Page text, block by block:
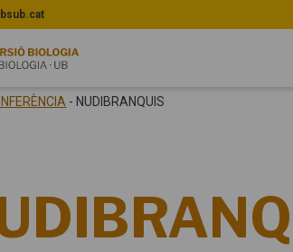
- NUDIBRANQUIS